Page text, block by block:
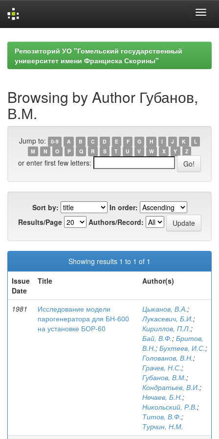
navigationРепозиторий УО "Гомельский государственный
университет имени Франциска Скорины"
Browsing by Author Губанов,
В.М.
Jump to: 0-9 A B C D E F G H I J K
L
M
N O P Q R S T U V W X Y Z
or enter first few letters:
Sort by:
In order:
Results/Page
Authors/Record:
Showing results 1 to 1 of 1
Issue
Date
Title Author(s)
1981
Исследование модели
парогенератора для БН-600
на установке БОР-60
Цыканов, В.А.;
Лукасевич, Б.И.;
Кириллов, П.Л.;
Бай, В.Ф.; Бритов,
В.Н.; Бухтеев, И.С.;
Голованов, В.Н.;
Грачев, Н.С.;
Губанов, В.М.;
Кондратьев, В.И.;
Нечаев, Б.Н.;
Никольский, Р.В.;
Титов, В.Ф.;
Турчин, Н.М.